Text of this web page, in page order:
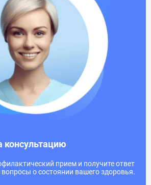
консультацию
прием и получите ответ
о состоянии вашего здоровья.